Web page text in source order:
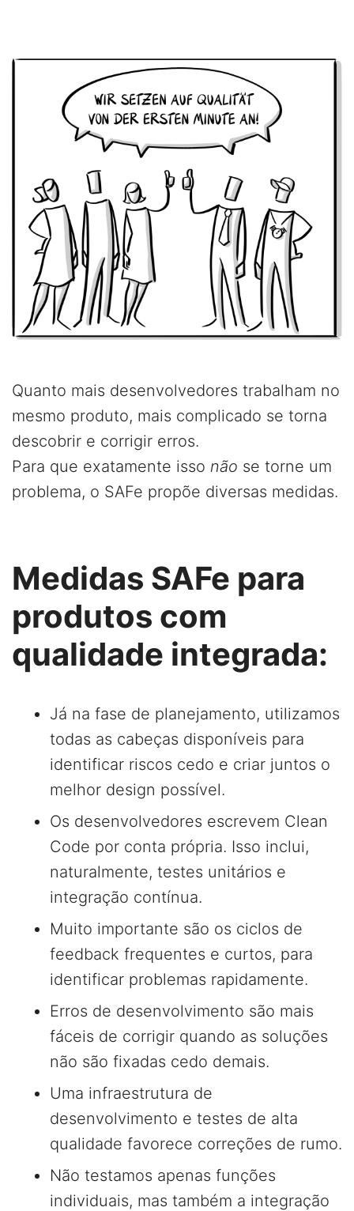
Quanto mais desenvolvedores trabalham no
mesmo produto, mais complicado se torna
descobrir e corrigir erros.
Para que exatamente isso não se torne um
problema, o SAFe propõe diversas medidas.
Medidas SAFe para
produtos com
qualidade integrada:
Já na fase de planejamento, utilizamos
todas as cabeças disponíveis para
identificar riscos cedo e criar juntos o
melhor design possível.
Os desenvolvedores escrevem Clean
Code por conta própria. Isso inclui,
naturalmente, testes unitários e
integração contínua.
Muito importante são os ciclos de
feedback frequentes e curtos, para
identificar problemas rapidamente.
Erros de desenvolvimento são mais
fáceis de corrigir quando as soluções
não são fixadas cedo demais.
Uma infraestrutura de
desenvolvimento e testes de alta
qualidade favorece correções de rumo.
Não testamos apenas funções
individuais, mas também a integração